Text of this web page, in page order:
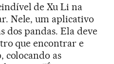
de Xu Li na
Nele, um aplicativo
dos pandas. Ela deve
que encontrar e
colocando as